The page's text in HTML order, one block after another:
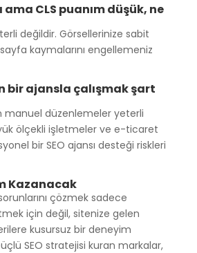
ama CLS puanım düşük, ne
değildir. Görsellerinize sabit
kaymalarını engellemeniz
bir ajansla çalışmak şart
manuel düzenlemeler yeterli
ölçekli işletmeler ve e-ticaret
bir SEO ajansı desteği riskleri
Kazanacak
çözmek sadece
için değil, sitenize gelen
kusursuz bir deneyim
SEO stratejisi kuran markalar,